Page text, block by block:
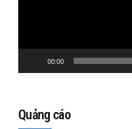
00:00
Quảng cáo